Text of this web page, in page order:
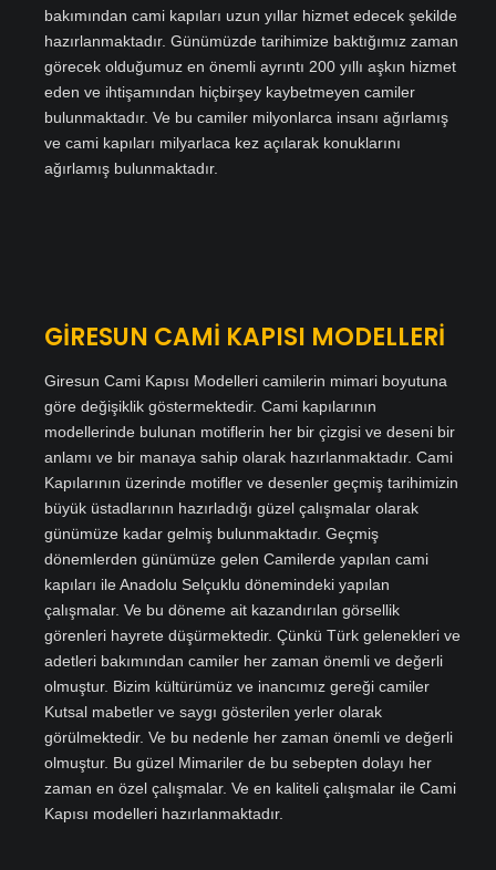
bakımından cami kapıları uzun yıllar hizmet edecek şekilde
hazırlanmaktadır. Günümüzde tarihimize baktığımız zaman
görecek olduğumuz en önemli ayrıntı 200 yıllı aşkın hizmet
eden ve ihtişamından hiçbirşey kaybetmeyen camiler
bulunmaktadır. Ve bu camiler milyonlarca insanı ağırlamış
ve cami kapıları milyarlaca kez açılarak konuklarını
ağırlamış bulunmaktadır.
GİRESUN CAMİ KAPISI MODELLERİ
Giresun Cami Kapısı Modelleri camilerin mimari boyutuna
göre değişiklik göstermektedir. Cami kapılarının
modellerinde bulunan motiflerin her bir çizgisi ve deseni bir
anlamı ve bir manaya sahip olarak hazırlanmaktadır. Cami
Kapılarının üzerinde motifler ve desenler geçmiş tarihimizin
büyük üstadlarının hazırladığı güzel çalışmalar olarak
günümüze kadar gelmiş bulunmaktadır. Geçmiş
dönemlerden günümüze gelen Camilerde yapılan cami
kapıları ile Anadolu Selçuklu dönemindeki yapılan
çalışmalar. Ve bu döneme ait kazandırılan görsellik
görenleri hayrete düşürmektedir. Çünkü Türk gelenekleri ve
adetleri bakımından camiler her zaman önemli ve değerli
olmuştur. Bizim kültürümüz ve inancımız gereği camiler
Kutsal mabetler ve saygı gösterilen yerler olarak
görülmektedir. Ve bu nedenle her zaman önemli ve değerli
olmuştur. Bu güzel Mimariler de bu sebepten dolayı her
zaman en özel çalışmalar. Ve en kaliteli çalışmalar ile Cami
Kapısı modelleri hazırlanmaktadır.